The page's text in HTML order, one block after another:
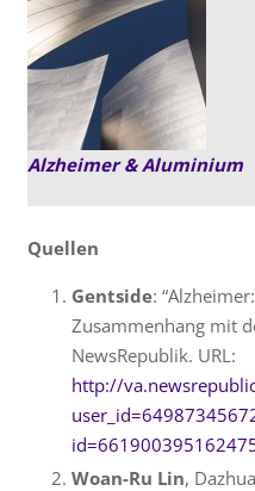
Alzheimer & Aluminium
Quellen
Gentside:
Zusammenhang mit
NewsRepublik. URL:
http://
Woan-Ru Lin,